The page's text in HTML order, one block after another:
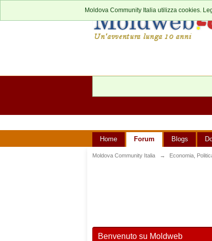
Moldova Community Italia utilizza cookies.
Home Forum Blogs
Moldova Community Italia → Economia,
Benvenuto su Moldweb